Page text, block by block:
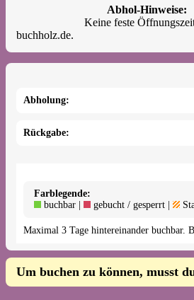
Abhol-Hinweise:
Abholung:
Rückgabe:
Farblegende:
buchbar |
gebucht / gesperrt |
Maximal 3 Tage hintereinander buchbar.
Um buchen zu können, musst